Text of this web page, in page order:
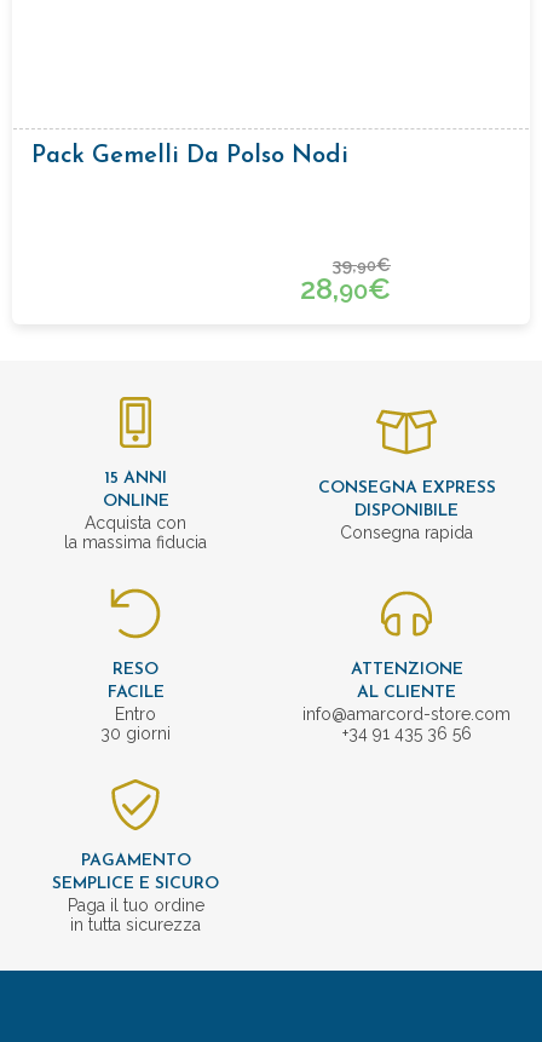
Pack Gemelli Da Polso Nodi
39,90€
28,90€
15 ANNI
ONLINE
Acquista con
la massima fiducia
CONSEGNA EXPRESS
DISPONIBILE
Consegna rapida
RESO
FACILE
Entro
30 giorni
ATTENZIONE
AL CLIENTE
info@amarcord-store.com
+34 91 435 36 56
PAGAMENTO
SEMPLICE E SICURO
Paga il tuo ordine
in tutta sicurezza